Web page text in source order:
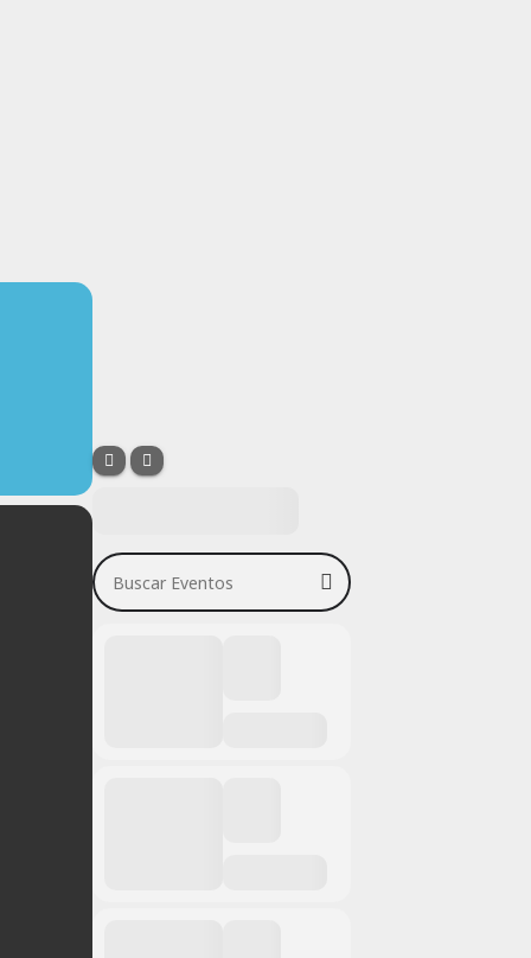
Buscar Eventos